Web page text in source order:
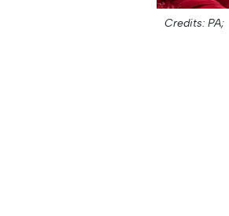
Credits: PA;